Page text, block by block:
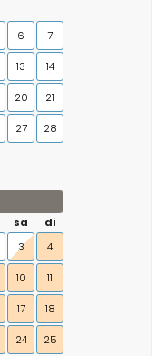
6 7
13 14
20 21
27 28
sa
di
3 4
10 11
17 18
24 25